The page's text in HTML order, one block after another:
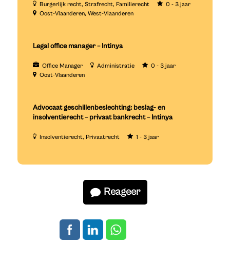
Burgerlijk recht Strafrecht Familierecht
0 - 3 jaar
Oost-Vlaanderen West-Vlaanderen
Legal office manager – Intinya
Office Manager Administratie
0 - 3 jaar
Oost-Vlaanderen
Advocaat geschillenbeslechting: beslag- en
insolventierecht – privaat bankrecht – Intinya
Insolventierecht Privaatrecht 1 - 3 jaar
Reageer